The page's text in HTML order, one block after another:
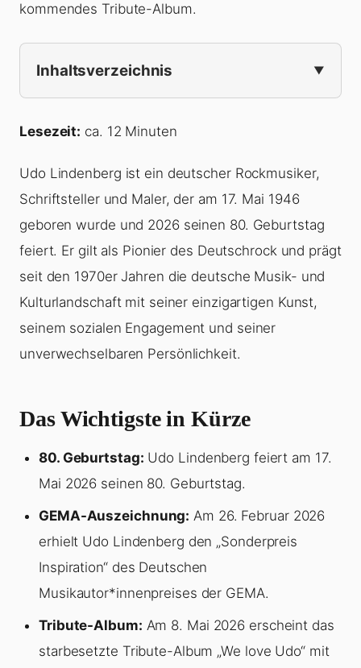
kommendes Tribute-Album.
Inhaltsverzeichnis
Lesezeit: ca. 12 Minuten
Udo Lindenberg ist ein deutscher Rockmusiker,
Schriftsteller und Maler, der am 17. Mai 1946
geboren wurde und 2026 seinen 80. Geburtstag
feiert. Er gilt als Pionier des Deutschrock und prägt
seit den 1970er Jahren die deutsche Musik- und
Kulturlandschaft mit seiner einzigartigen Kunst,
seinem sozialen Engagement und seiner
unverwechselbaren Persönlichkeit.
Das Wichtigste in Kürze
80. Geburtstag: Udo Lindenberg feiert am 17.
Mai 2026 seinen 80. Geburtstag.
GEMA-Auszeichnung: Am 26. Februar 2026
erhielt Udo Lindenberg den „Sonderpreis
Inspiration“ des Deutschen
Musikautor*innenpreises der GEMA.
Tribute-Album: Am 8. Mai 2026 erscheint das
starbesetzte Tribute-Album „We love Udo“ mit